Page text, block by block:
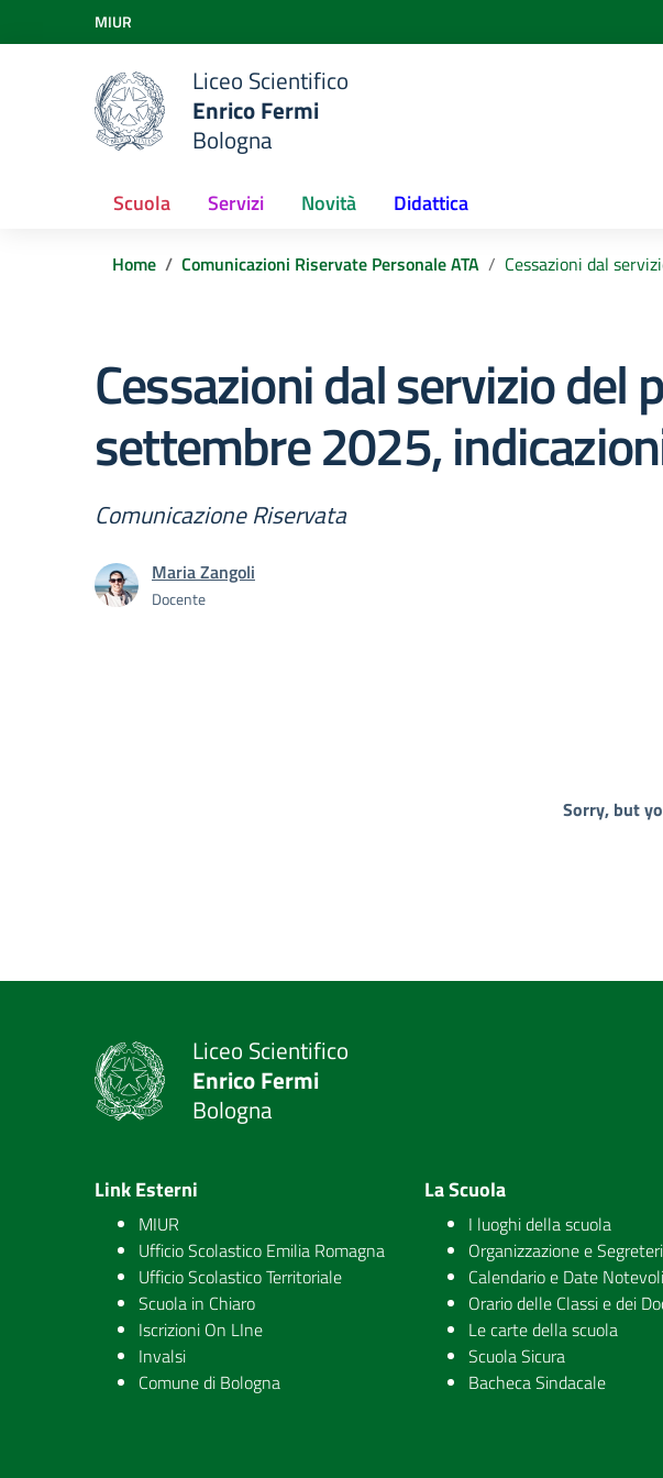
Vai ai contenuti
Vai al menu di navigazione
Vai al footer
MIUR
Liceo Scientifico
Enrico Fermi
Bologna
Scuola Servizi Novità Didattica
Home Comunicazioni Riservate Personale ATA Cessazioni dal
Cessazioni dal servizio del
settembre 2025,
Comunicazione Riservata
Maria Zangoli
Docente
Sorry, but
Liceo Scientifico
Enrico Fermi
Bologna
Link Esterni
MIUR
Ufficio Scolastico Emilia Romagna
Ufficio Scolastico Territoriale
Scuola in Chiaro
Iscrizioni On LIne
Invalsi
Comune di Bologna
La Scuola
I luoghi della scuola
Organizzazione e
Calendario e Date Notevoli
Orario delle Classi e dei
Le carte della scuola
Scuola Sicura
Bacheca Sindacale